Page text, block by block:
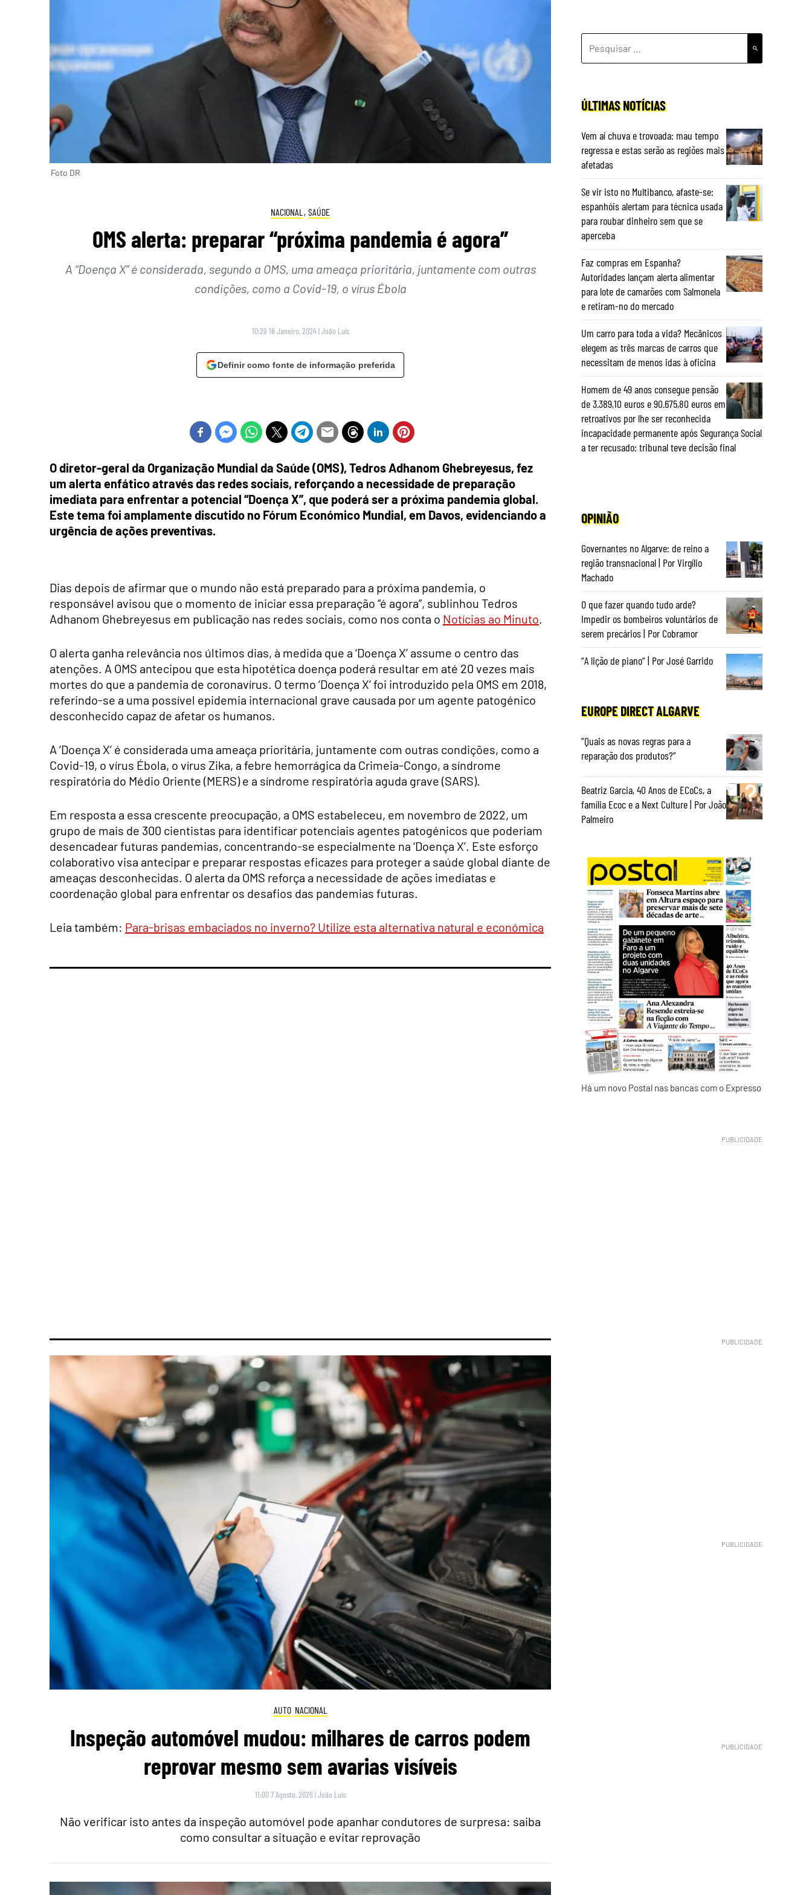
Foto DR
NACIONAL , SAÚDE
OMS alerta: preparar “próxima pandemia é agora”
A “Doença X” é considerada, segundo a OMS, uma ameaça prioritária, juntamente com outras
condições, como a Covid-19, o vírus Ébola
10:29 18 Janeiro, 2024 |João Luís
Definir como fonte de informação preferida
O diretor-geral da Organização Mundial da Saúde (OMS), Tedros Adhanom Ghebreyesus, fez
um alerta enfático através das redes sociais, reforçando a necessidade de preparação
imediata para enfrentar a potencial “Doença X”, que poderá ser a próxima pandemia global.
Este tema foi amplamente discutido no Fórum Económico Mundial, em Davos, evidenciando a
urgência de ações preventivas.
Dias depois de afirmar que o mundo não está preparado para a próxima pandemia, o
responsável avisou que o momento de iniciar essa preparação “é agora”, sublinhou Tedros
Adhanom Ghebreyesus em publicação nas redes sociais, como nos conta o Notícias ao Minuto
O alerta ganha relevância nos últimos dias, à medida que a ‘Doença X’ assume o centro das
atenções. A OMS antecipou que esta hipotética doença poderá resultar em até 20 vezes mais
mortes do que a pandemia de coronavírus. O termo ‘Doença X’ foi introduzido pela OMS em 2018,
referindo-se a uma possível epidemia internacional grave causada por um agente patogénico
desconhecido capaz de afetar os humanos.
A ‘Doença X’ é considerada uma ameaça prioritária, juntamente com outras condições, como a
Covid-19, o vírus Ébola, o vírus Zika, a febre hemorrágica da Crimeia-Congo, a síndrome
respiratória do Médio Oriente (MERS) e a síndrome respiratória aguda grave (SARS).
Em resposta a essa crescente preocupação, a OMS estabeleceu, em novembro de 2022, um
grupo de mais de 300 cientistas para identificar potenciais agentes patogénicos que poderiam
desencadear futuras pandemias, concentrando-se especialmente na ‘Doença X’. Este esforço
colaborativo visa antecipar e preparar respostas eficazes para proteger a saúde global diante de
ameaças desconhecidas. O alerta da OMS reforça a necessidade de ações imediatas e
coordenação global para enfrentar os desafios das pandemias futuras.
Leia também: Para-brisas embaciados no inverno? Utilize esta alternativa natural e económica
AUTO NACIONAL
Inspeção automóvel mudou: milhares de carros podem
reprovar mesmo sem avarias visíveis
11:00 7 Agosto, 2026 |João Luís
Não verificar isto antes da inspeção automóvel pode apanhar condutores de surpresa: saiba
como consultar a situação e evitar reprovação
POR:
ÚLTIMAS NOTÍCIAS
Vem aí chuva e trovoada: mau tempo
regressa e estas serão as regiões mais
afetadas
Se vir isto no Multibanco, afaste-se:
espanhóis alertam para técnica usada
para roubar dinheiro sem que se
aperceba
Faz compras em Espanha?
Autoridades lançam alerta alimentar
para lote de camarões com Salmonela
e retiram-no do mercado
Um carro para toda a vida? Mecânicos
elegem as três marcas de carros que
necessitam de menos idas à oficina
Homem de 49 anos consegue pensão
de 3.389,10 euros e 90.675,80 euros em
retroativos por lhe ser reconhecida
incapacidade permanente após Segurança Social
a ter recusado: tribunal teve decisão final
OPINIÃO
Governantes no Algarve: de reino a
região transnacional | Por Virgílio
Machado
O que fazer quando tudo arde?
Impedir os bombeiros voluntários de
serem precários | Por Cobramor
“A lição de piano” | Por José Garrido
EUROPE DIRECT ALGARVE
“Quais as novas regras para a
reparação dos produtos?”
Beatriz Garcia, 40 Anos de ECoCs, a
família Ecoc e a Next Culture | Por João
Palmeiro
Há um novo Postal nas bancas com o Expresso